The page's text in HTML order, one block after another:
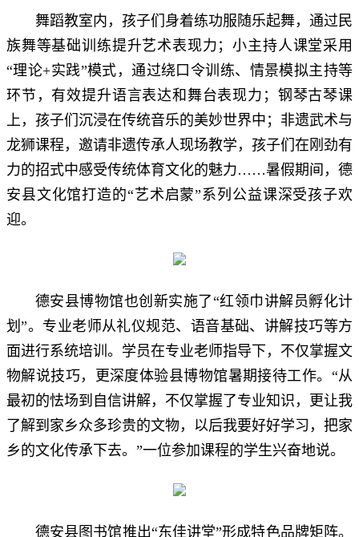
舞蹈教室内，孩子们身着练功服随乐起舞，通过民
族舞等基础训练提升艺术表现力；小主持人课堂采用
“理论+实践”模式，通过绕口令训练、情景模拟主持等
环节，有效提升语言表达和舞台表现力；钢琴古琴课
上，孩子们沉浸在传统音乐的美妙世界中；非遗武术与
龙狮课程，邀请非遗传承人现场教学，孩子们在刚劲有
力的招式中感受传统体育文化的魅力……暑假期间，德
安县文化馆打造的“艺术启蒙”系列公益课深受孩子欢
迎。
德安县博物馆也创新实施了“红领巾讲解员孵化计
划”。专业老师从礼仪规范、语音基础、讲解技巧等方
面进行系统培训。学员在专业老师指导下，不仅掌握文
物解说技巧，更深度体验县博物馆暑期接待工作。“从
最初的怯场到自信讲解，不仅掌握了专业知识，更让我
了解到家乡众多珍贵的文物，以后我要好好学习，把家
乡的文化传承下去。”一位参加课程的学生兴奋地说。
德安县图书馆推出“东佳讲堂”形成特色品牌矩阵。